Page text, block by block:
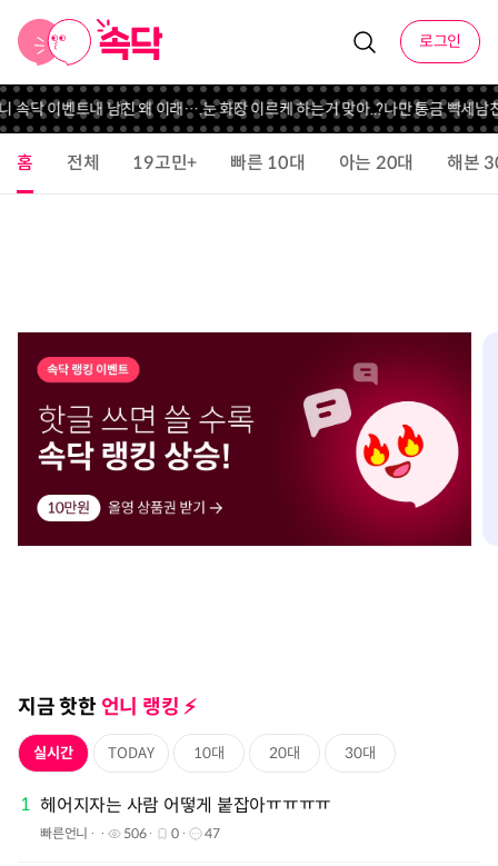
로그인
속닥 이벤트내 남친 왜 이래….눈 화장 이르케 하는거 맞아..?나만 통금 빡세남친
홈 전체 19고민+ 빠른 10대 아는 20대 해본
지금 핫한 언니 랭킹 ⚡️️
실시간 TODAY 10대 20대 30대
1 헤어지자는 사람 어떻게 붙잡아ㅠㅠㅠㅠ
빠른언니 506 0 47